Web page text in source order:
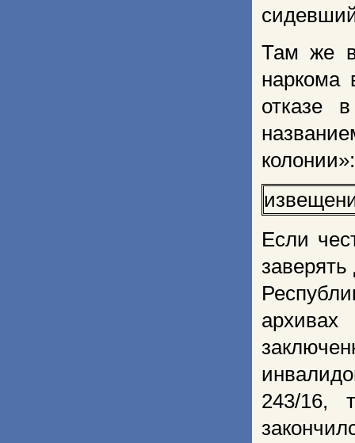
Там же в
наркома
отказе
Если
243/16,